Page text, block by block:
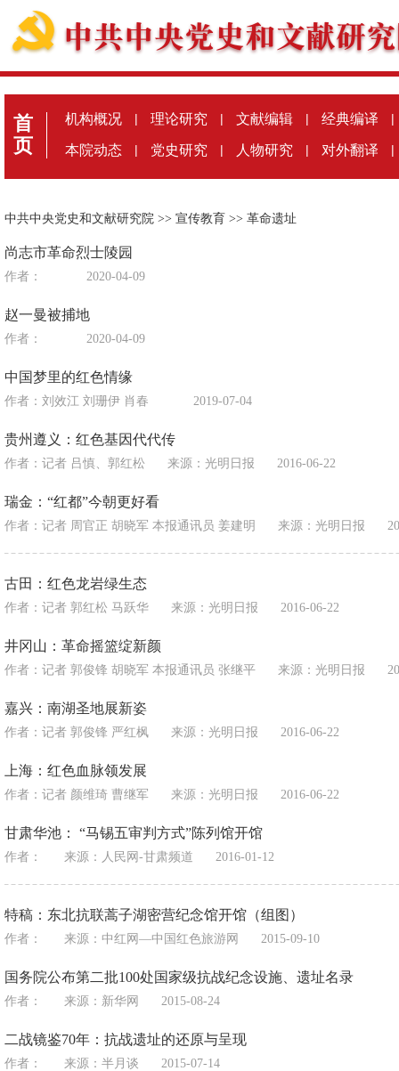
首
页
机构概况 | 理论研究 | 文献编辑 | 经典编译 |
本院动态 | 党史研究 | 人物研究 | 对外翻译 |
中共中央党史和文献研究院 >> 宣传教育 >> 革命遗址
尚志市革命烈士陵园
作者： 2020-04-09
赵一曼被捕地
作者： 2020-04-09
中国梦里的红色情缘
作者：刘效江 刘珊伊 肖春 2019-07-04
贵州遵义：红色基因代代传
作者：记者 吕慎、郭红松 来源： 光明日报 2016-06-22
瑞金：“红都”今朝更好看
作者：记者 周官正 胡晓军 本报通讯员 姜建明 来源： 光明日报
古田：红色龙岩绿生态
作者：记者 郭红松 马跃华 来源： 光明日报 2016-06-22
井冈山：革命摇篮绽新颜
作者：记者 郭俊锋 胡晓军 本报通讯员 张继平 来源： 光明日报
嘉兴：南湖圣地展新姿
作者：记者 郭俊锋 严红枫 来源： 光明日报 2016-06-22
上海：红色血脉领发展
作者：记者 颜维琦 曹继军 来源： 光明日报 2016-06-22
甘肃华池： “马锡五审判方式”陈列馆开馆
作者： 来源： 人民网-甘肃频道 2016-01-12
特稿：东北抗联蒿子湖密营纪念馆开馆（组图）
作者： 来源： 中红网—中国红色旅游网 2015-09-10
国务院公布第二批100处国家级抗战纪念设施、遗址名录
作者： 来源： 新华网 2015-08-24
二战镜鉴70年：抗战遗址的还原与呈现
作者： 来源： 半月谈 2015-07-14